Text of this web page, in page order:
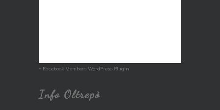
- Facebook Members WordPress Plugin
Info Oltrepò